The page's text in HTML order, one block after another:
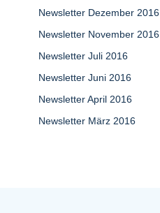
Newsletter Dezember 2016
Newsletter November 2016
Newsletter Juli 2016
Newsletter Juni 2016
Newsletter April 2016
Newsletter März 2016